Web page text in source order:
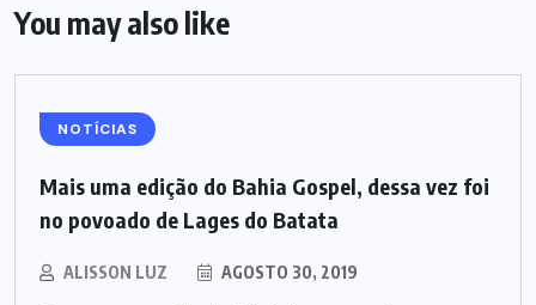
You may also like
NOTÍCIAS
Mais uma edição do Bahia Gospel, dessa vez foi
no povoado de Lages do Batata
ALISSON LUZ AGOSTO 30, 2019